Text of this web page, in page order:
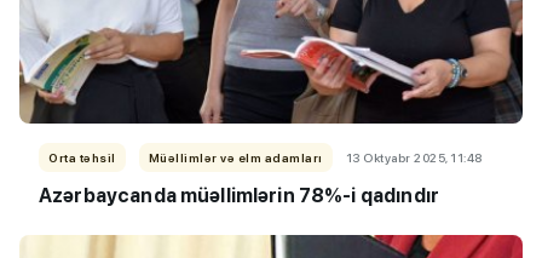
Orta təhsil Müəllimlər və elm adamları 13 Oktyabr 2025, 11:48
Azərbaycanda müəllimlərin 78%-i qadındır